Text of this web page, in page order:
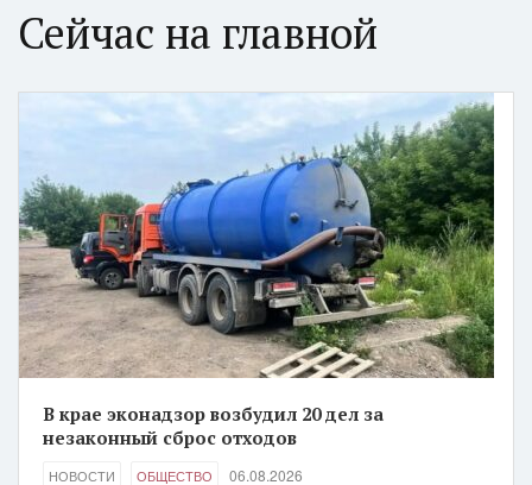
Сейчас на главной
В крае эконадзор возбудил 20 дел за
незаконный сброс отходов
НОВОСТИ ОБЩЕСТВО 06.08.2026